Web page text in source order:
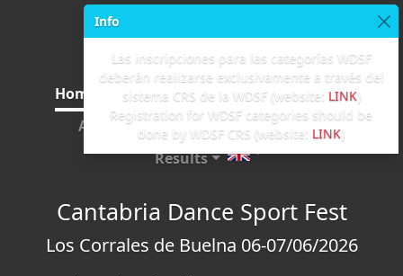
Info
Las inscripciones para las categorías WDSF
deberán realizarse exclusivamente a través del
sistema CRS de la WDSF (website: LINK)
Registration for WDSF categories should be
done by WDSF CRS (website: LINK)
Home Registration
Competition Rules
Adjudicators
Payments
Start lists
Results
Cantabria Dance Sport Fest
Los Corrales de Buelna 06-07/06/2026